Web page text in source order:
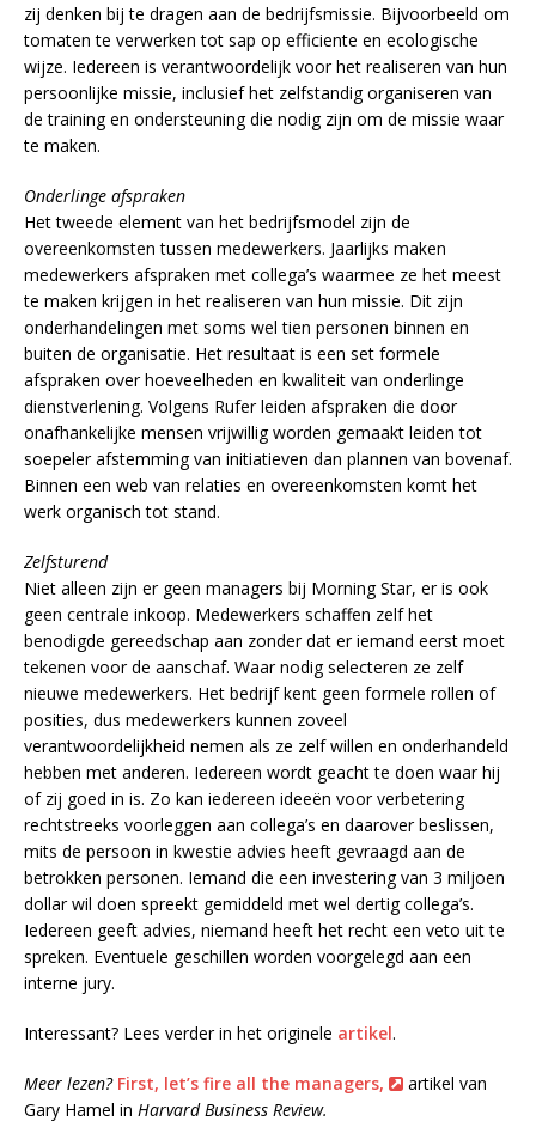
zij denken bij te dragen aan de bedrijfsmissie. Bijvoorbeeld om
tomaten te verwerken tot sap op efficiente en ecologische
wijze. Iedereen is verantwoordelijk voor het realiseren van hun
persoonlijke missie, inclusief het zelfstandig organiseren van
de training en ondersteuning die nodig zijn om de missie waar
te maken.
Onderlinge afspraken
Het tweede element van het bedrijfsmodel zijn de
overeenkomsten tussen medewerkers. Jaarlijks maken
medewerkers afspraken met collega’s waarmee ze het meest
te maken krijgen in het realiseren van hun missie. Dit zijn
onderhandelingen met soms wel tien personen binnen en
buiten de organisatie. Het resultaat is een set formele
afspraken over hoeveelheden en kwaliteit van onderlinge
dienstverlening. Volgens Rufer leiden afspraken die door
onafhankelijke mensen vrijwillig worden gemaakt leiden tot
soepeler afstemming van initiatieven dan plannen van bovenaf.
Binnen een web van relaties en overeenkomsten komt het
werk organisch tot stand.
Zelfsturend
Niet alleen zijn er geen managers bij Morning Star, er is ook
geen centrale inkoop. Medewerkers schaffen zelf het
benodigde gereedschap aan zonder dat er iemand eerst moet
tekenen voor de aanschaf. Waar nodig selecteren ze zelf
nieuwe medewerkers. Het bedrijf kent geen formele rollen of
posities, dus medewerkers kunnen zoveel
verantwoordelijkheid nemen als ze zelf willen en onderhandeld
hebben met anderen. Iedereen wordt geacht te doen waar hij
of zij goed in is. Zo kan iedereen ideeën voor verbetering
rechtstreeks voorleggen aan collega’s en daarover beslissen,
mits de persoon in kwestie advies heeft gevraagd aan de
betrokken personen. Iemand die een investering van 3 miljoen
dollar wil doen spreekt gemiddeld met wel dertig collega’s.
Iedereen geeft advies, niemand heeft het recht een veto uit te
spreken. Eventuele geschillen worden voorgelegd aan een
interne jury.
Interessant? Lees verder in het originele artikel.
Meer lezen? First, let’s fire all the managers,
artikel van
Gary Hamel in Harvard Business Review.